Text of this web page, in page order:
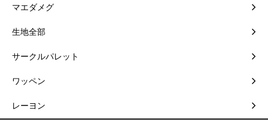
マエダメグ
生地全部
サークルパレット
ワッペン
レーヨン